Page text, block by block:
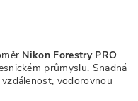
Nikon Forestry PRO
průmyslu. Snadná
vodorovnou